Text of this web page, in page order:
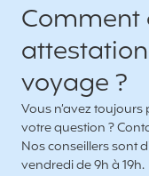
Comment
voyage ?
Vous n’avez
votre question ?
Nos conseillers sont
vendredi de 9h à 19h.